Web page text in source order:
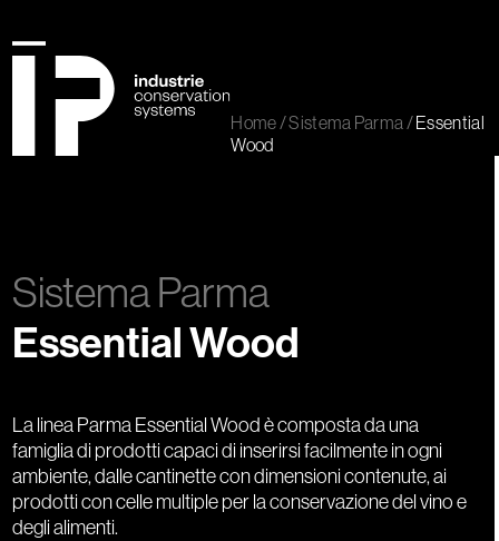
to
content
mobile
mobile
Home/Sistema Parma/Essential
Wood
Sistema Parma
Essential Wood
La linea Parma Essential Wood è composta da una
famiglia di prodotti capaci di inserirsi facilmente in ogni
ambiente, dalle cantinette con dimensioni contenute, ai
prodotti con celle multiple per la conservazione del vino e
degli alimenti.